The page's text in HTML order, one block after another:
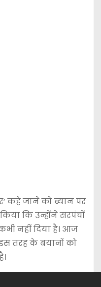
कहे जाने को ब्यान पर
कि उन्होंने सरपंचों
नहीं दिया है। आज
तरह के बयानों को